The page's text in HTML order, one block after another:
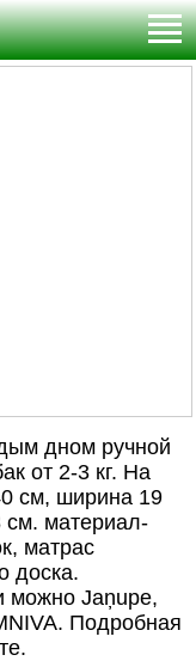
дном ручной
от 2-3 кг. На
см, ширина 19
см. материал-
матрас
доска.
можно Jaņupe,
Подробная